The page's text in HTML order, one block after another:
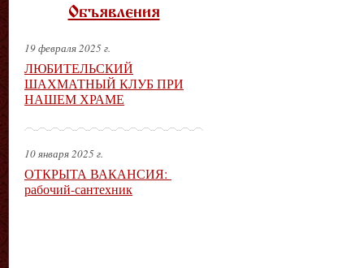
Объявления
19 февраля 2025 г.
ЛЮБИТЕЛЬСКИЙ
ШАХМАТНЫЙ КЛУБ ПРИ
НАШЕМ ХРАМЕ
10 января 2025 г.
ОТКРЫТА ВАКАНСИЯ:
рабочий-сантехник